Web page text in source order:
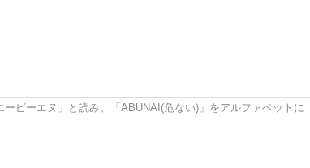
ビーエヌ」と読み、「ABUNAI(危ない)」をアルファベットに